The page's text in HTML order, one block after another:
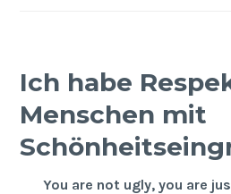
Ich habe
Menschen mit
You are not ugly, you are